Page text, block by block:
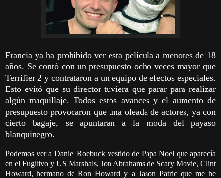
Francia ya ha prohibido ver esta película a menores de 18
años. Se contó con un presupuesto ocho veces mayor que
Terrifier 2 y contrataron a un equipo de efectos especiales.
Esto evitó que su director tuviera que parar para realizar
algún maquillaje. Todos estos avances y el aumento de
presupuesto provocaron que una oleada de actores, ya con
cierto bagaje, se apuntaran a la moda del payaso
blanquinegro.
Podemos ver a Daniel Roebuck vestido de Papa Noel que aparecía
en el Fugitivo y US Marshals, Jon Abrahams de Scary Movie, Clint
Howard, hermano de Ron Howard y a Jason Patric que me he